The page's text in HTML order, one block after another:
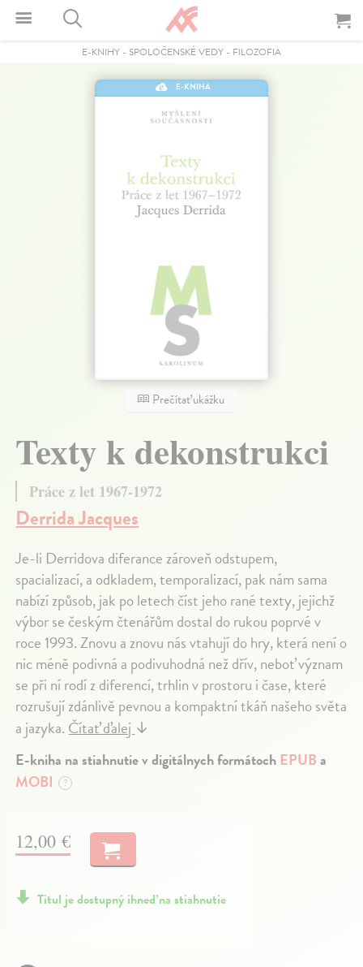
E-KNIHY - SPOLOČENSKÉ VEDY - FILOZOFIA
E-KNIHA
Prečítať ukážku
Texty k dekonstrukci
Práce z let 1967-1972
Derrida Jacques
Je-li Derridova diferance zároveň odstupem,
spacializací, a odkladem, temporalizací, pak nám sama
nabízí způsob, jak po letech číst jeho rané texty, jejichž
výbor se českým čtenářům dostal do rukou poprvé v
roce 1993. Znovu a znovu nás vtahují do hry, která není o
nic méně podivná a podivuhodná než dřív, neboť význam
se při ní rodí z diferencí, trhlin v prostoru i čase, které
rozrušují zdánlivě pevnou a kompaktní tkáň našeho světa
a jazyka.Čítať ďalej↓
E-kniha na stiahnutie v digitálnych formátochEPUBa
MOBI
?
12,00 €
Titul je dostupný ihneď na stiahnutie